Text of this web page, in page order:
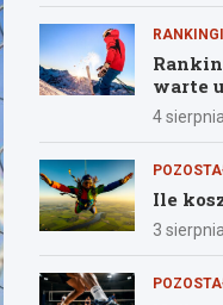
warte
4
Ile
3